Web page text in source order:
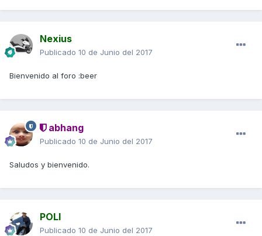
Nexius
Publicado 10 de Junio del 2017
Bienvenido al foro :beer
abhang
Publicado 10 de Junio del 2017
Saludos y bienvenido.
POLI
Publicado 10 de Junio del 2017